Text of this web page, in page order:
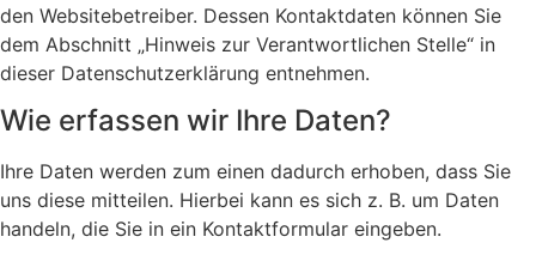
den Websitebetreiber. Dessen Kontaktdaten können Sie
dem Abschnitt „Hinweis zur Verantwortlichen Stelle“ in
dieser Datenschutzerklärung entnehmen.
Wie erfassen wir Ihre Daten?
Ihre Daten werden zum einen dadurch erhoben, dass Sie
uns diese mitteilen. Hierbei kann es sich z. B. um Daten
handeln, die Sie in ein Kontaktformular eingeben.